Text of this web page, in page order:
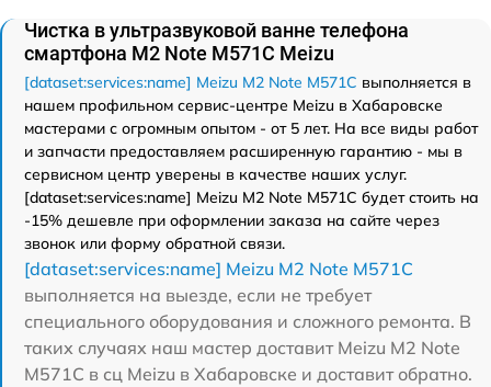
Чистка в ультразвуковой ванне телефона
смартфона M2 Note M571C Meizu
[dataset:services:name] Meizu M2 Note M571C выполняется в
нашем профильном сервис-центре Meizu в Хабаровске
мастерами с огромным опытом - от 5 лет. На все виды работ
и запчасти предоставляем расширенную гарантию - мы в
сервисном центр уверены в качестве наших услуг.
[dataset:services:name] Meizu M2 Note M571C будет стоить на
-15% дешевле при оформлении заказа на сайте через
звонок или форму обратной связи.
[dataset:services:name] Meizu M2 Note M571C
выполняется на выезде, если не требует
специального оборудования и сложного ремонта. В
таких случаях наш мастер доставит Meizu M2 Note
M571C в сц Meizu в Хабаровске и доставит обратно.